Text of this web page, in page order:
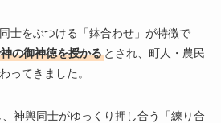
士をぶつける「鉢合わせ」が特徴で
の御神徳を授かるとされ、町人・農民
ってきました。
神輿同士がゆっくり押し合う「練り合